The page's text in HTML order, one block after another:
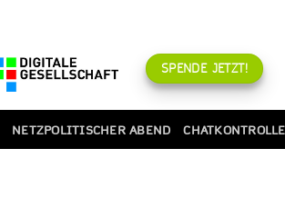
SPENDE JETZT!
NETZPOLITISCHER ABEND